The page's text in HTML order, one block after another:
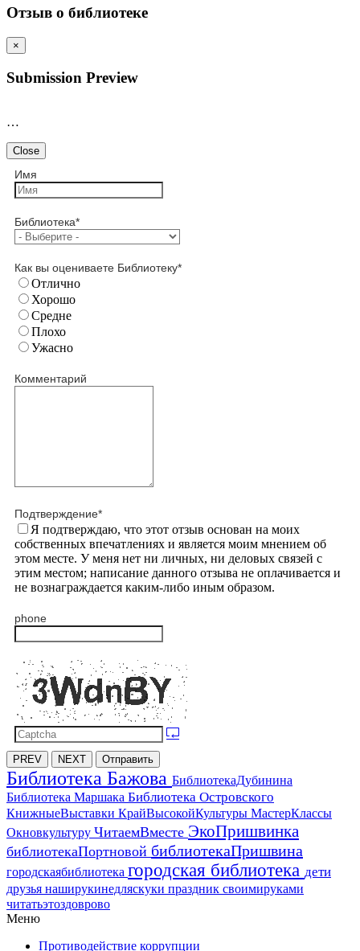
Отзыв о библиотеке
×
Submission Preview
…
Close
Имя
Библиотека*
Как вы оцениваете Библиотеку*
Отлично
Хорошо
Средне
Плохо
Ужасно
Комментарий
Подтверждение*
Я подтверждаю, что этот отзыв основан на моих
собственных впечатлениях и является моим мнением об
этом месте. У меня нет ни личных, ни деловых связей с
этим местом; написание данного отзыва не оплачивается и
не вознаграждается каким-либо иным образом.
phone
PREV NEXT Отправить
Библиотека Бажова БиблиотекаДубинина
Библиотека Маршака Библиотека Островского
КнижныеВыставки КрайВысокойКультуры МастерКлассы
Окновкультуру ЧитаемВместе ЭкоПришвинка
библиотекаПортновой библиотекаПришвина
городскаябиблиотека городская библиотека дети
друзья наширукинедляскуки праздник своимируками
читатьэтоздоврово
Меню
Противодействие коррупции